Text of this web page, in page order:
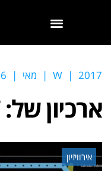
W | 2017
| מאי |
ארכיון של:
אירוויזיון